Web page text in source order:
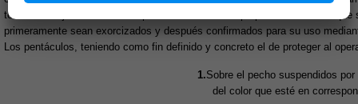
todos los objetos necesarios para las ceremonias propias del arte. Lo
primeramente sean exorcizados y después confirmados para su uso
Los pentáculos, teniendo como fin definido y concreto el de proteger al
1.Sobre el pecho suspendidos
del color que esté en